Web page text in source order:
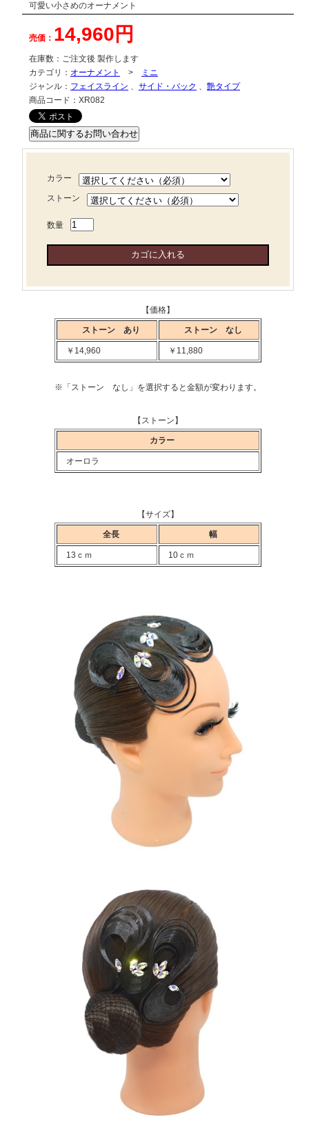
可愛い小さめのオーナメント
売価： 14,960円
在庫数： ご注文後 製作します
カテゴリ： オーナメント >
ミニ
ジャンル： フェイスライン 、 サイド・バック 、 艶タイプ
商品コード： XR082
カラー
ストーン
数量
【価格】
ストーン あり ストーン なし
￥14,960 ￥11,880
※「ストーン なし」を選択すると金額が変わります。
【ストーン】
カラー
オーロラ
【サイズ】
全長 幅
13ｃｍ 10ｃｍ